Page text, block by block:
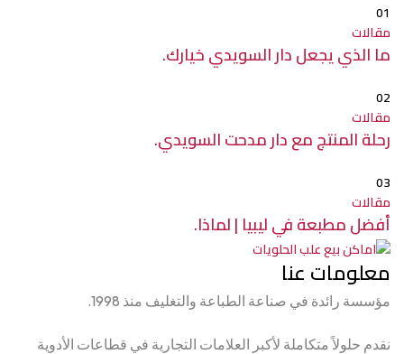
01
مقالات
ما الذي يجعل دار السويدي خيارك.
02
مقالات
رحلة المنتج مع دار مدحت السويدي.
03
مقالات
أفضل مطبعة في ليبيا | لماذا.
معلومات عنا
مؤسسة رائدة في صناعة الطباعة والتغليف منذ 1998.
نقدم حلولاً متكاملة لأكبر العلامات التجارية في قطاعات الأدوية